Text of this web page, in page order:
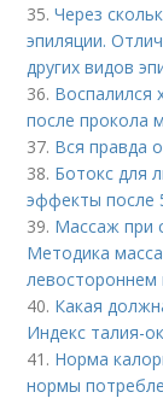
35.Через
эпиляции.
других видов
36. Воспалился
после прокола
37. Вся правда
38. Ботокс для
эффекты после
39. Массаж при
Методика
левостороннем
40. Какая
Индекс талия-
41. Норма
нормы